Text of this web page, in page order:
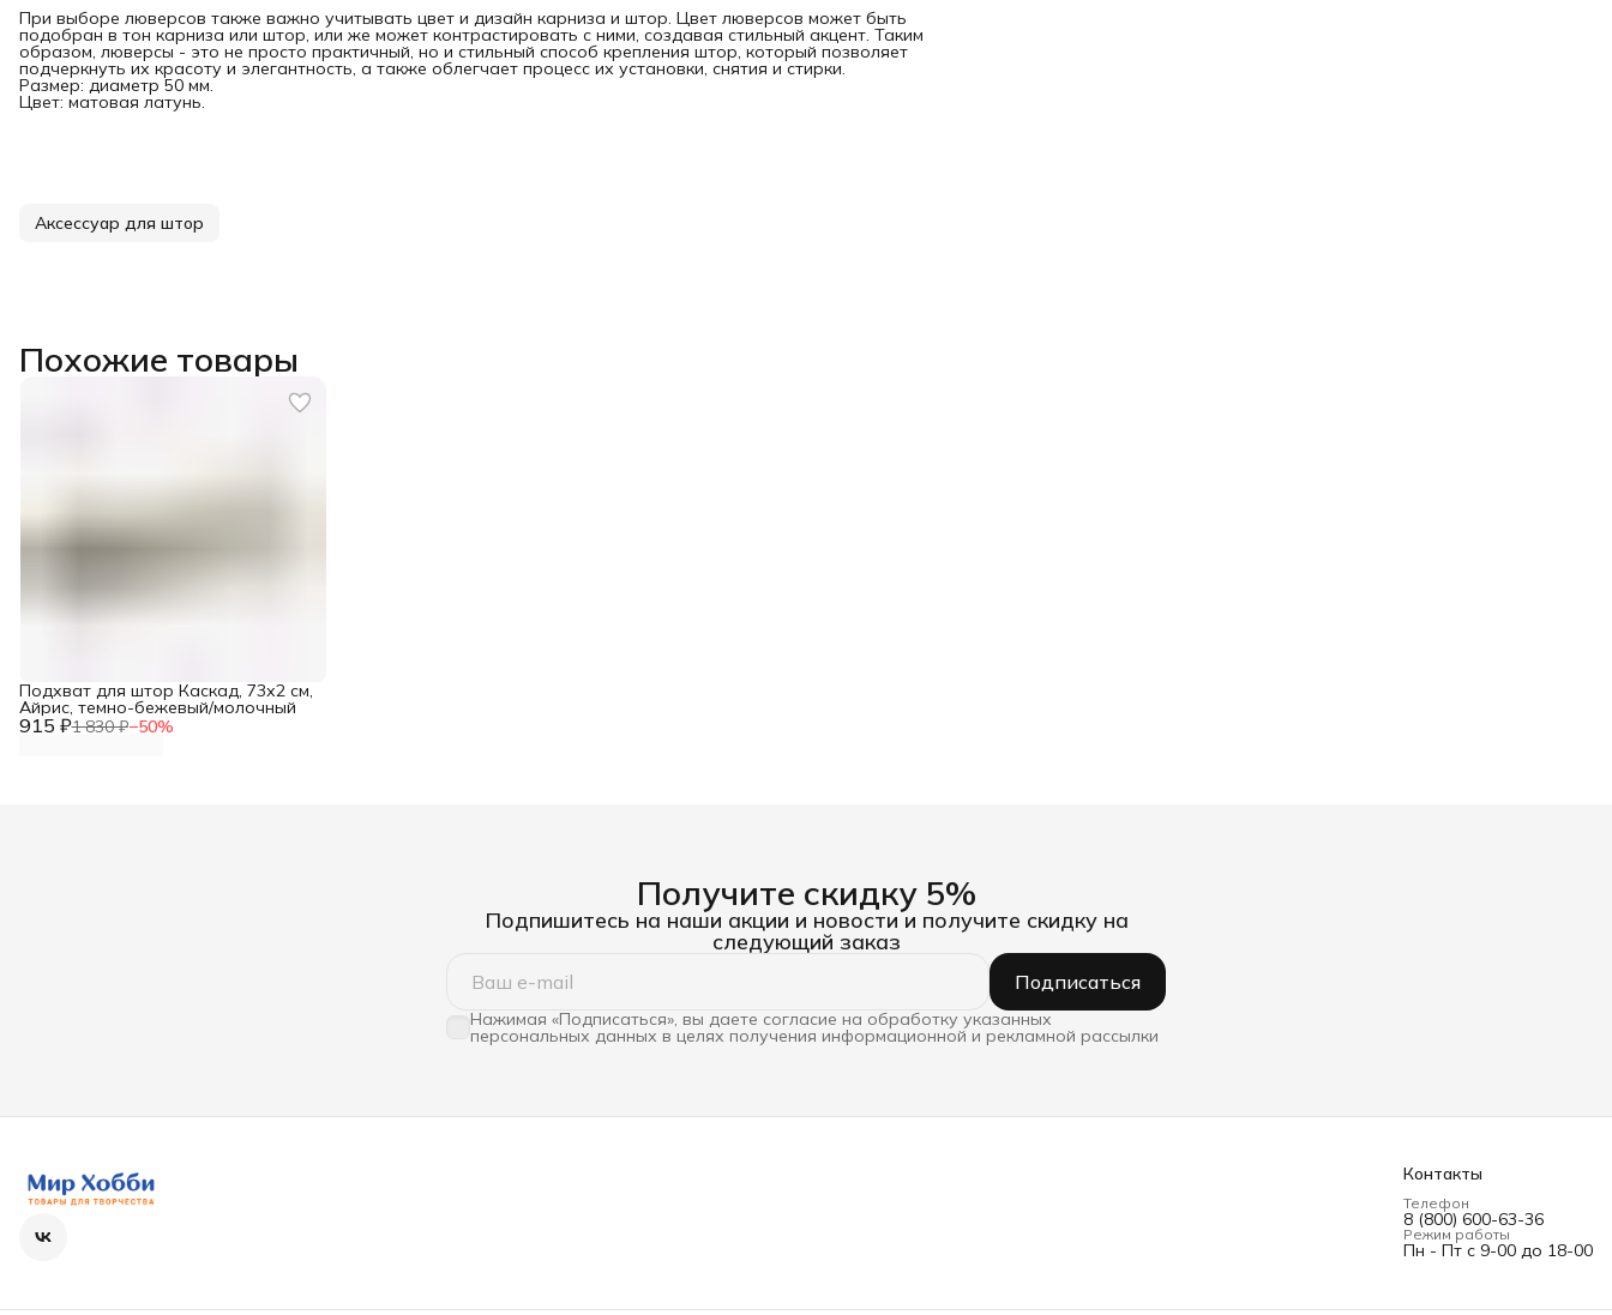
При выборе люверсов также важно учитывать цвет и дизайн карниза и штор. Цвет люверсов может быть
подобран в тон карниза или штор, или же может контрастировать с ними, создавая стильный акцент. Таким
образом, люверсы - это не просто практичный, но и стильный способ крепления штор, который позволяет
подчеркнуть их красоту и элегантность, а также облегчает процесс их установки, снятия и стирки.
Размер: диаметр 50 мм.
Цвет: матовая латунь.
Аксессуар для штор
Похожие товары
915 ₽1 830 ₽−50%
Подхват для штор Каскад, 73х2 см,
Айрис, темно-бежевый/молочный
Получите скидку 5%
Подпишитесь на наши акции и новости и получите скидку на
следующий заказ
Подписаться
Нажимая «Подписаться», вы даете согласие на обработку указанных
персональных данных в целях получения информационной и рекламной рассылки
Контакты
Телефон
8 (800) 600-63-36
Режим работы
Пн - Пт с 9-00 до 18-00